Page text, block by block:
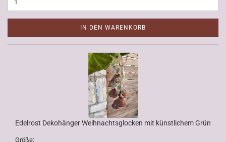
IN DEN WARENKORB
Edelrost Dekohänger Weihnachtsglocken mit künstlichem Grün
Größe: